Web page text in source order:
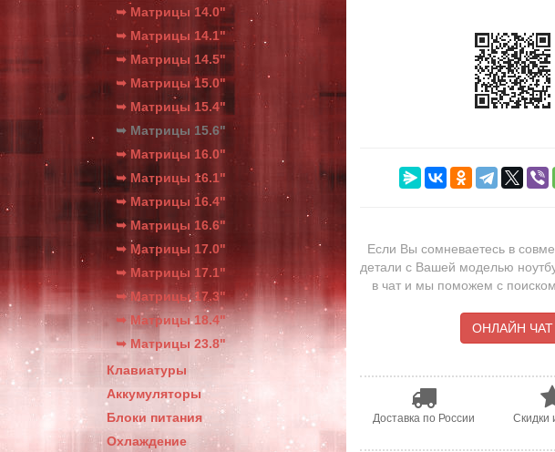
➥ Матрицы 14.0"
➥ Матрицы 14.1"
➥ Матрицы 14.5"
➥ Матрицы 15.0"
➥ Матрицы 15.4"
➥ Матрицы 15.6"
➥ Матрицы 16.0"
➥ Матрицы 16.1"
➥ Матрицы 16.4"
➥ Матрицы 16.6"
➥ Матрицы 17.0"
➥ Матрицы 17.1"
➥ Матрицы 17.3"
➥ Матрицы 18.4"
➥ Матрицы 23.8"
Клавиатуры
Аккумуляторы
Блоки питания
Охлаждение
Если Вы сомневаетесь в
детали с Вашей моделью
в чат и мы поможем с
ОНЛАЙН ЧАТ
Доставка по России Скидки